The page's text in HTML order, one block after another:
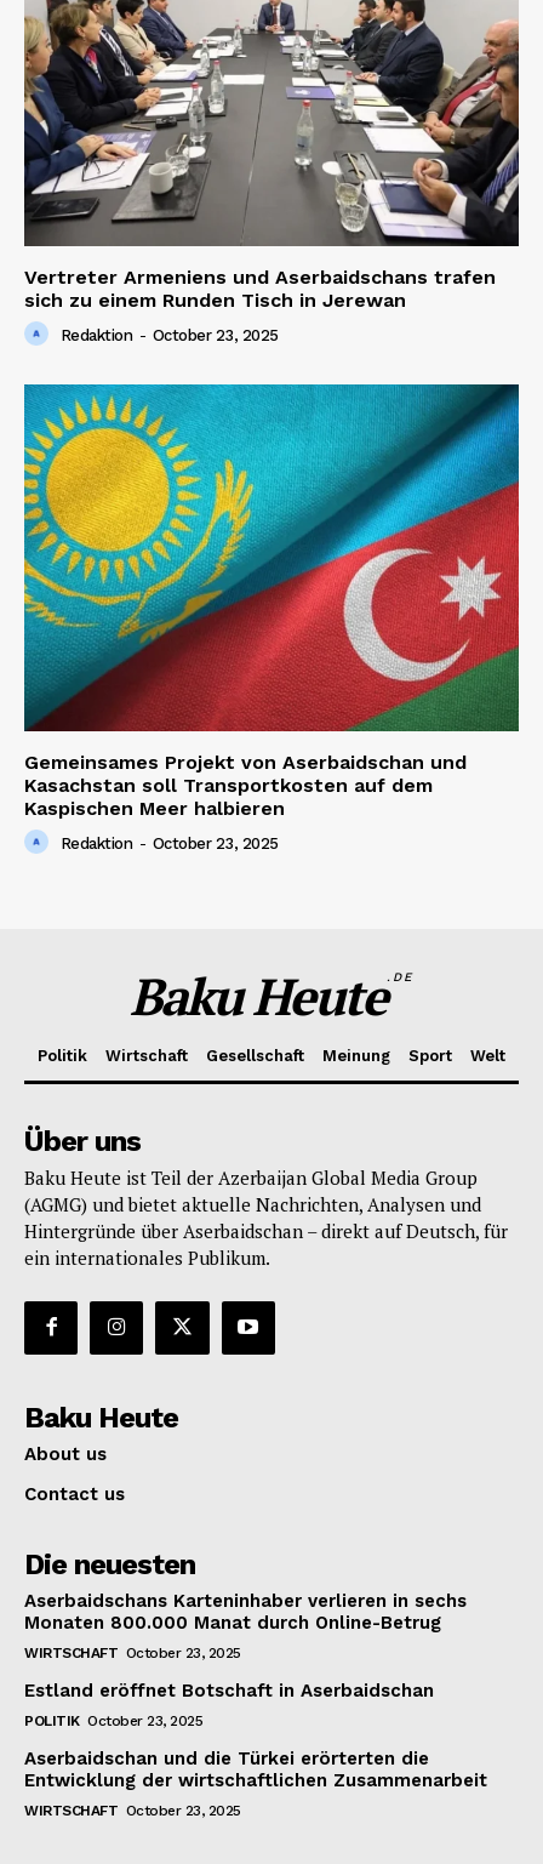
Vertreter Armeniens und Aserbaidschans trafen
sich zu einem Runden Tisch in Jerewan
Redaktion - October 23, 2025
Gemeinsames Projekt von Aserbaidschan und
Kasachstan soll Transportkosten auf dem
Kaspischen Meer halbieren
Redaktion - October 23, 2025
Baku Heute.DE
Politik Wirtschaft Gesellschaft Meinung Sport Welt
Über uns
Baku Heute ist Teil der Azerbaijan Global Media Group
(AGMG) und bietet aktuelle Nachrichten, Analysen und
Hintergründe über Aserbaidschan – direkt auf Deutsch, für
ein internationales Publikum.
Baku Heute
About us
Contact us
Die neuesten
Aserbaidschans Karteninhaber verlieren in sechs
Monaten 800.000 Manat durch Online-Betrug
WIRTSCHAFT October 23, 2025
Estland eröffnet Botschaft in Aserbaidschan
POLITIK October 23, 2025
Aserbaidschan und die Türkei erörterten die
Entwicklung der wirtschaftlichen Zusammenarbeit
WIRTSCHAFT October 23, 2025